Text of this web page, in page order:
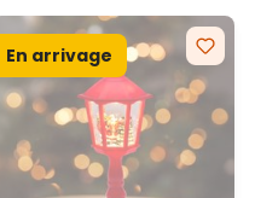
En arrivage